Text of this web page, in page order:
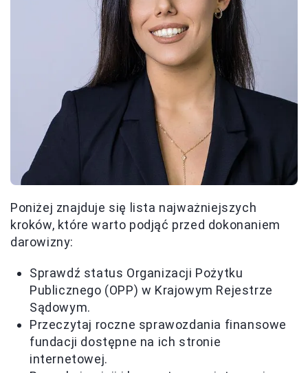
Poniżej znajduje się lista najważniejszych
kroków, które warto podjąć przed dokonaniem
darowizny:
Sprawdź status Organizacji Pożytku
Publicznego (OPP) w Krajowym Rejestrze
Sądowym.
Przeczytaj roczne sprawozdania finansowe
fundacji dostępne na ich stronie
internetowej.